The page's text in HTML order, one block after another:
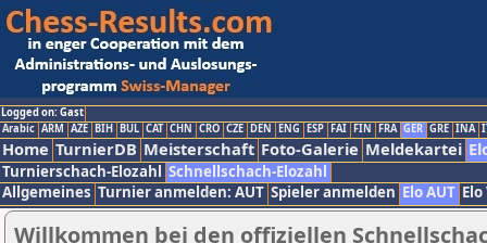
Logged on: Gast
Arabic ARM AZE BIH BUL CAT CHN CRO CZE DEN ENG ESP FAI FIN FRA GER GRE INA
Home TurnierDB Meisterschaft Foto-Galerie Meldekartei
Turnierschach-Elozahl Schnellschach-Elozahl
Allgemeines Turnier anmelden: AUT Spieler anmelden Elo AUT
Willkommen bei den offiziellen